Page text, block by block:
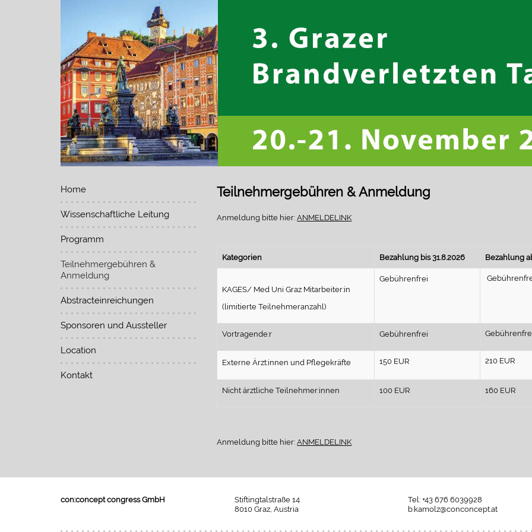
Home
Wissenschaftliche Leitung
Programm
Teilnehmergebühren &
Anmeldung
Abstracteinreichungen
Sponsoren und Aussteller
Location
Kontakt
Teilnehmergebühren & Anmeldung
Anmeldung bitte hier:ANMELDELINK
Kategorien Bezahlung bis 31.8.2026 Bezahlung
KAGES/ Med Uni Graz Mitarbeiter:in
(limitierte Teilnehmeranzahl)
Gebührenfrei
Vortragende:r Gebührenfrei
Externe Ärzt:innen und Pflegekräfte 150 EUR 210 EUR
Nicht ärztliche Teilnehmer:innen 100 EUR 160 EUR
Anmeldung bitte hier:ANMELDELINK
con:concept congress GmbH
Stiftingtalstraße 14
8010 Graz, Austria
Tel: +43 676 6039928
b.kamolz@conconcept.at